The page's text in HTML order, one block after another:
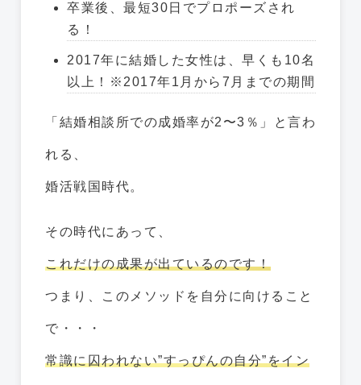
卒業後、最短30日でプロポーズされ
る！
2017年に結婚した女性は、早くも10名
以上！※2017年1月から7月までの期間
「結婚相談所での成婚率が2〜3％」と言わ
れる、
婚活戦国時代。
その時代にあって、
これだけの成果が出ているのです！
つまり、このメソッドを自分に向けること
で・・・
常識に囚われない”すっぴんの自分”をイン